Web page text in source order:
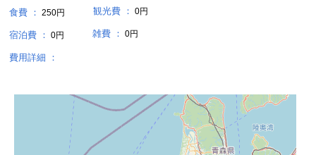
食費 ： 250円 観光費 ： 0円
宿泊費 ： 0円 雑費 ： 0円
費用詳細 ：